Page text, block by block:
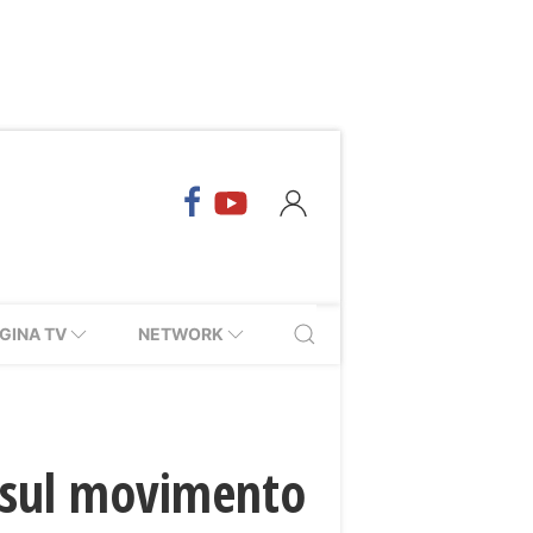
TV NETWORK
movimento